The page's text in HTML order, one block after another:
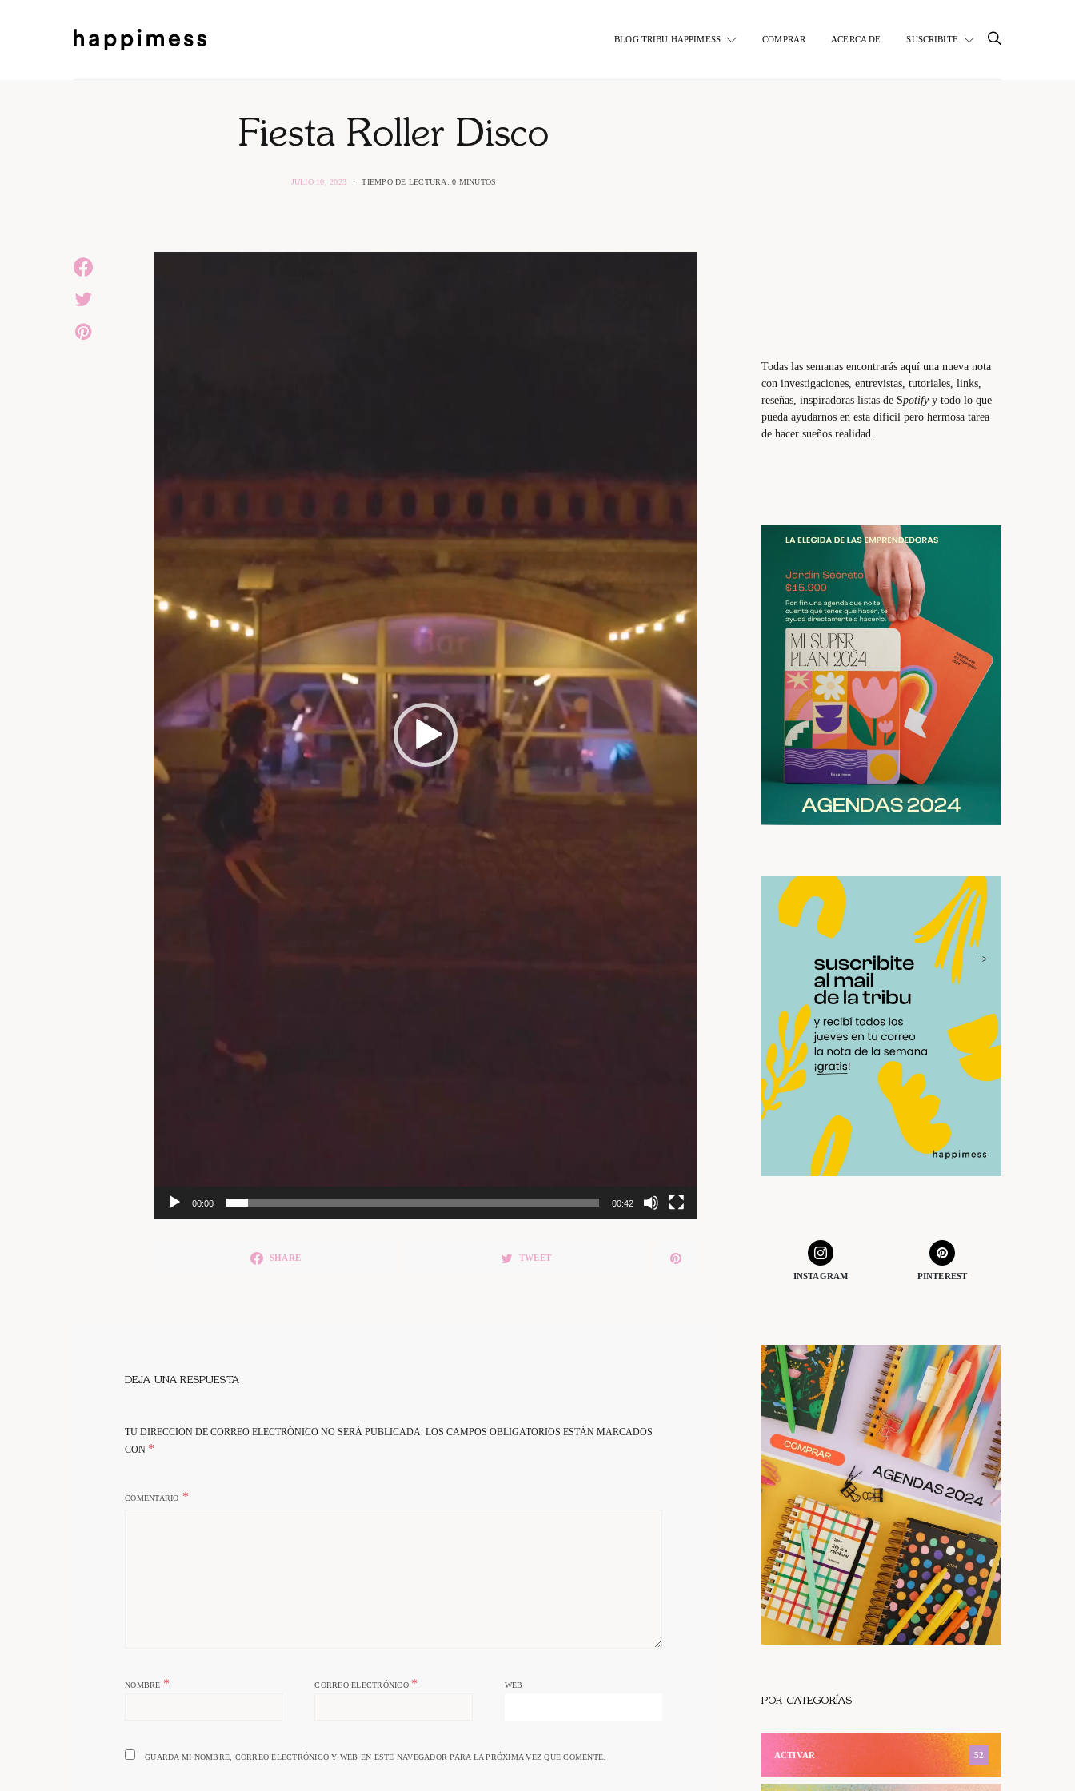
BLOG TRIBU HAPPIMESS COMPRAR ACERCA DE SUSCRIBITE
Fiesta Roller Disco
JULIO 10, 2023 TIEMPO DE LECTURA: 0 MINUTOS
00:00 00:42
SHARE TWEET
DEJA UNA RESPUESTA
TU DIRECCIÓN DE CORREO ELECTRÓNICO NO SERÁ PUBLICADA. LOS CAMPOS OBLIGATORIOS ESTÁN MARCADOS
CON *
COMENTARIO
NOMBRE * CORREO ELECTRÓNICO * WEB
GUARDA MI NOMBRE, CORREO ELECTRÓNICO Y WEB EN ESTE NAVEGADOR PARA LA PRÓXIMA VEZ QUE COMENTE.
Todas las semanas encontrarás aquí una nueva nota
con investigaciones, entrevistas, tutoriales, links,
reseñas, inspiradoras listas de Spotify y todo lo que
pueda ayudarnos en esta difícil pero hermosa tarea
de hacer sueños realidad.
INSTAGRAM PINTEREST
POR CATEGORÍAS
ACTIVAR 52